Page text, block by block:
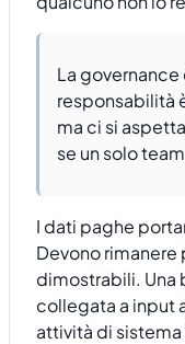
La
responsabilità
ma ci si
se un solo
I dati paghe
Devono rimanere
dimostrabili. Una
collegata a input
attività di sistema